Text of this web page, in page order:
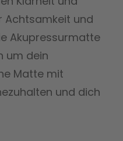
Achtsamkeit und
Akupressurmatte
um dein
Matte mit
und dich